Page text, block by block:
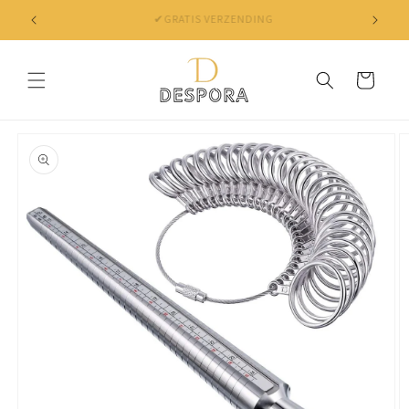
Skip to
content
✔ NIET TEVREDEN? BINNEN 30 DAGEN JE GELD TERUG
Cart
product
information